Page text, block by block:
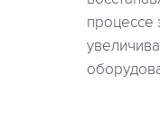
процессе